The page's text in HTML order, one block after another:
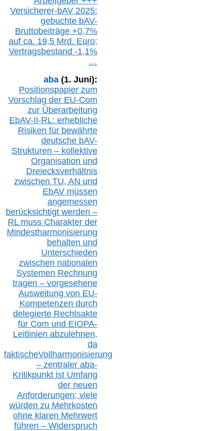
Versicherer-bAV2025:
gebuchte bAV-
Bruttobeiträge +0,7%
auf ca. 19,5 Mrd. Euro;
Vertragsbestand -1,1%
…
aba(1. Juni):
Positionspapier zum
Vorschlag der EU-Com
zur Überarbeitung
EbAV-II-RL: erhebliche
Risiken für bewährte
deutsche bAV-
Strukturen – kollektive
Organisation und
Dreiecksverhältnis
zwischen TU, AN und
EbAV müssen
angemessen
berücksichtigt werden –
RL mussCharakter der
Mindestharmonisierung
behalten und
Unterschieden
zwischen nationalen
Systemen Rechnung
tragen – vorgesehene
Ausweitung von EU-
Kompetenzen durch
delegierte Rechtsakte
für Com und EIOPA-
Leitlinien abzulehnen,
da
faktischeVollharmonisierung
– zentraler aba-
Kritikpunkt ist Umfang
der neuen
Anforderungen; viele
würden zu Mehrkosten
ohne klaren Mehrwert
führen – Widerspruch